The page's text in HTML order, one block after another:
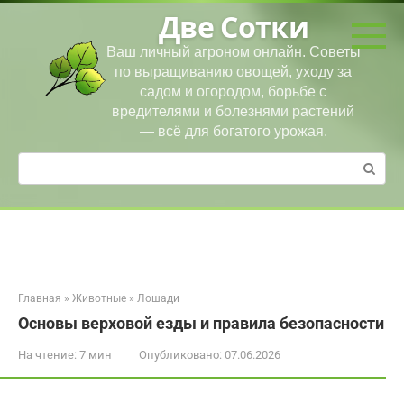
Перейти
Две Сотки
Ваш личный агроном онлайн. Советы
по выращиванию овощей, уходу за
садом и огородом, борьбе с
вредителями и болезнями растений
— всё для богатого урожая.
Поиск:
Главная » Животные » Лошади
Основы верховой езды и правила безопасности
На чтение: 7 мин Опубликовано: 07.06.2026